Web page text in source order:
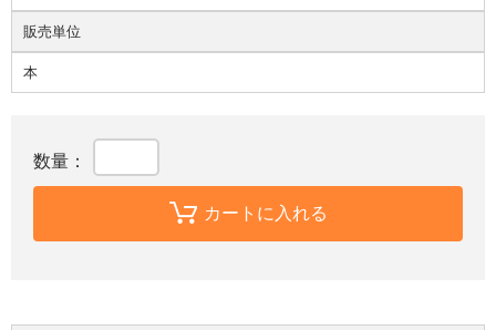
販売単位
本
数量：
カートに入れる